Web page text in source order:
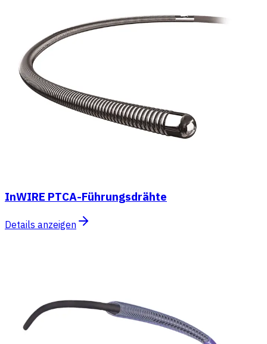
InWIRE PTCA-Führungsdrähte
Details anzeigen